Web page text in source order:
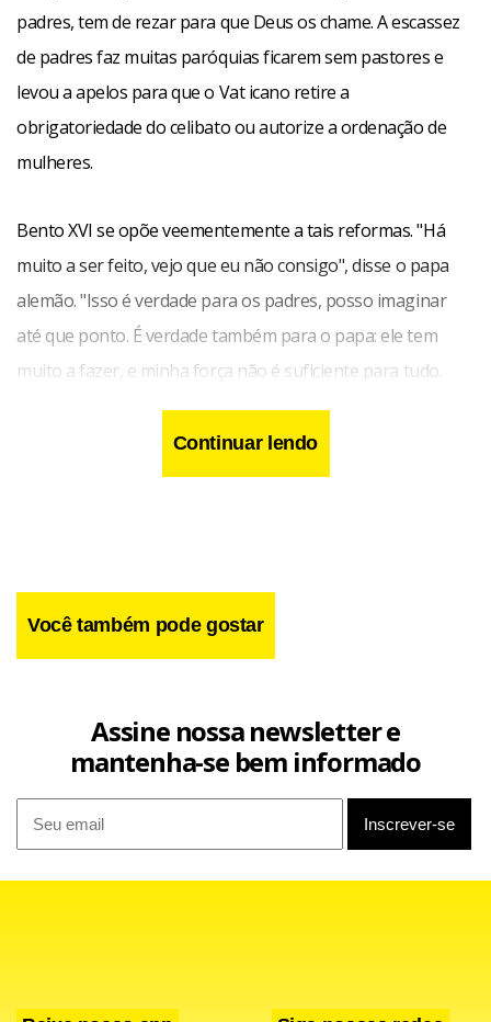
padres, tem de rezar para que Deus os chame. A escassez
de padres faz muitas paróquias ficarem sem pastores e
levou a apelos para que o Vat icano retire a
obrigatoriedade do celibato ou autorize a ordenação de
mulheres.
Bento XVI se opõe veementemente a tais reformas. "Há
muito a ser feito, vejo que eu não consigo", disse o papa
alemão. "Isso é verdade para os padres, posso imaginar
até que ponto. É verdade também para o papa: ele tem
muito a fazer, e minha força não é suficiente para tudo.
Então preciso aprender a fazer o que posso e deixar o
resto para Deus e meus colegas".
Continuar lendo
Você também pode gostar
Assine nossa newsletter e
mantenha-se bem informado